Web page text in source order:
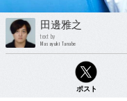
田邊雅之
text by
Masayuki Tanabe
ポスト